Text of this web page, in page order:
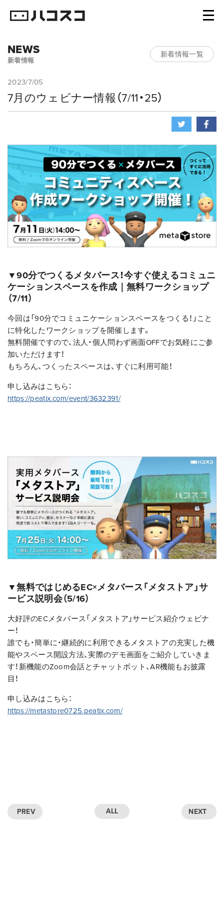
NEWS
新着情報
新着情報一覧
2023/7/05
7月のウェビナー情報（7/11・25）
▼90分でつくるメタバース！今すぐ使えるコミュニ
ケーションスペースを作成｜無料ワークショップ
（7/11）
今回は「90分でコミュニケーションスペースをつくる！」こと
に特化したワークショップを開催します。
無料開催ですので、法人・個人問わず画面OFFでお気軽にご参
加いただけます！
もちろん、つくったスペースは、すぐに利用可能！
申し込みはこちら：
https://peatix.com/event/3632391/
▼無料ではじめるEC×メタバース「メタストア」サ
ービス説明会（5/16）
大好評のECメタバース「メタストア」サービス紹介ウェビナ
ー！
誰でも・簡単に・継続的に利用できるメタストアの充実した機
能やスペース開設方法、実際のデモ画面をご紹介していきま
す！新機能のZoom会話とチャットボット、AR機能もお披露
目！
申し込みはこちら：
https://metastore0725.peatix.com/
PREV ALL NEXT